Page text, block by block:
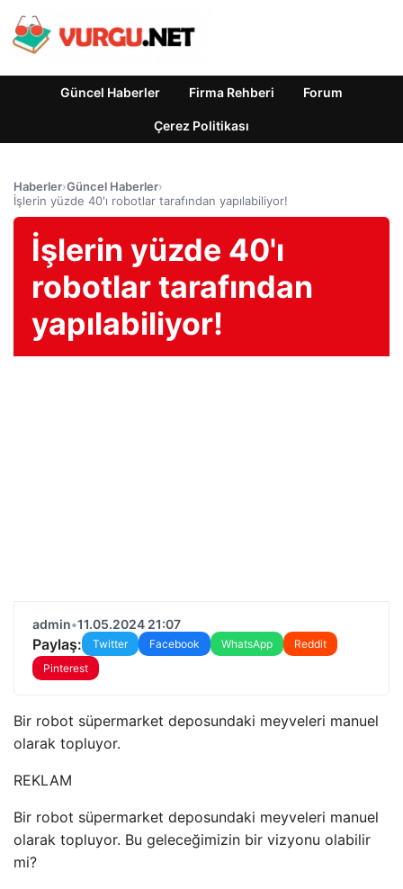
Güncel Haberler Firma Rehberi Forum
Çerez Politikası
Haberler›Güncel Haberler›
İşlerin yüzde 40'ı robotlar tarafından yapılabiliyor!
İşlerin yüzde 40'ı
robotlar tarafından
yapılabiliyor!
admin•11.05.2024 21:07
Paylaş: Twitter Facebook WhatsApp
Reddit
Pinterest
Bir robot süpermarket deposundaki meyveleri manuel
olarak topluyor.
REKLAM
Bir robot süpermarket deposundaki meyveleri manuel
olarak topluyor. Bu geleceğimizin bir vizyonu olabilir
mi?